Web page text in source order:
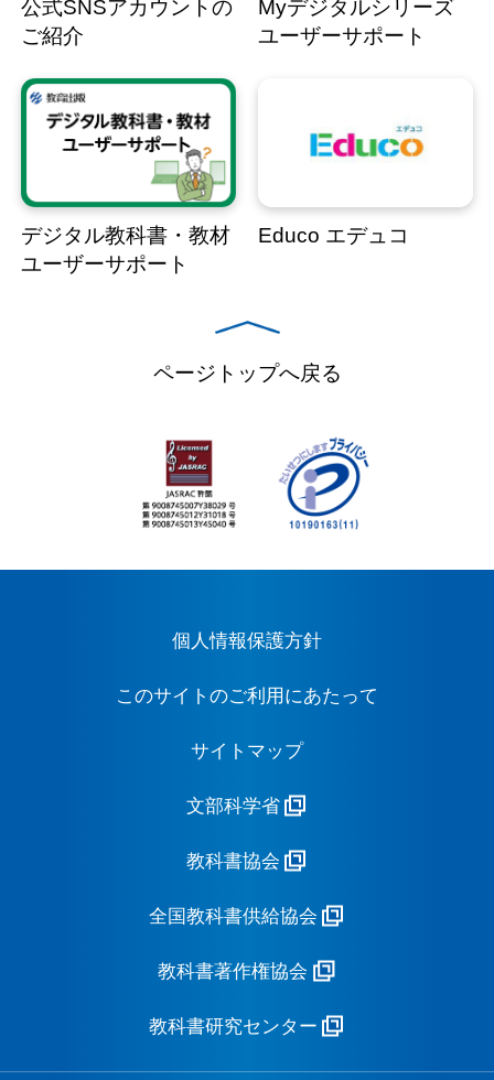
公式SNSアカウントの
ご紹介
Myデジタルシリーズ
ユーザーサポート
デジタル教科書・教材
ユーザーサポート
Educo エデュコ
ページトップへ戻る
個人情報保護方針
このサイトのご利用にあたって
サイトマップ
文部科学省
教科書協会
全国教科書供給協会
教科書著作権協会
教科書研究センター